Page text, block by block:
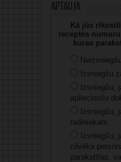
Aptauja
Kā jūs
receptes
kuras
Izsniegšu
Izsniegšu,
apliecinošu
Izsniegšu,
radiniekam.
Izsniegšu,
cilvēka
parakstītas,